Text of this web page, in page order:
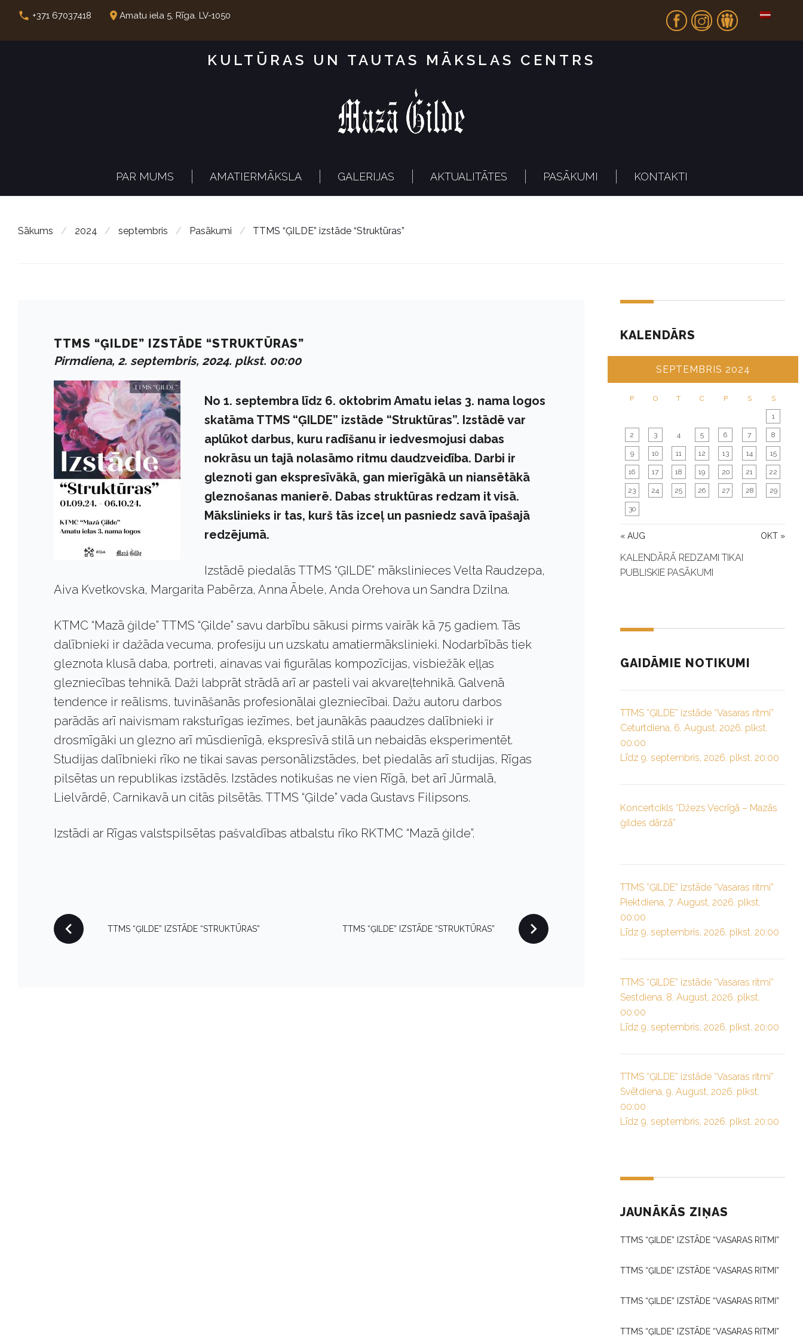
e
Fb In Dr
call +371 67037418 place Amatu iela 5, Rīga. LV-1050
KULTŪRAS UN TAUTAS MĀKSLAS CENTRS
PAR MUMS AMATIERMĀKSLA GALERIJAS AKTUALITĀTES PASĀKUMI KONTAKTI
Sākums / 2024 / septembris / Pasākumi / TTMS “ĢILDE” izstāde “Struktūras”
TTMS “ĢILDE” IZSTĀDE “STRUKTŪRAS”
Pirmdiena, 2. septembris, 2024. plkst. 00:00
No 1. septembra līdz 6. oktobrim Amatu ielas 3. nama logos
skatāma TTMS “ĢILDE” izstāde “Struktūras”. Izstādē var
aplūkot darbus, kuru radīšanu ir iedvesmojusi dabas
nokrāsu un tajā nolasāmo ritmu daudzveidība. Darbi ir
gleznoti gan ekspresīvākā, gan mierīgākā un niansētākā
gleznošanas manierē. Dabas struktūras redzam it visā.
Mākslinieks ir tas, kurš tās izceļ un pasniedz savā īpašajā
redzējumā.
Izstādē piedalās TTMS “ĢILDE” mākslinieces Velta Raudzepa,
Aiva Kvetkovska, Margarita Pabērza, Anna Ābele, Anda Orehova un Sandra Dzilna.
KTMC “Mazā ģilde” TTMS “Ģilde” savu darbību sākusi pirms vairāk kā 75 gadiem. Tās
dalībnieki ir dažāda vecuma, profesiju un uzskatu amatiermākslinieki. Nodarbībās tiek
gleznota klusā daba, portreti, ainavas vai figurālas kompozīcijas, visbiežāk eļļas
glezniecības tehnikā. Daži labprāt strādā arī ar pasteli vai akvareļtehnikā. Galvenā
tendence ir reālisms, tuvināšanās profesionālai glezniecībai. Dažu autoru darbos
parādās arī naivismam raksturīgas iezīmes, bet jaunākās paaudzes dalībnieki ir
drosmīgāki un glezno arī mūsdienīgā, ekspresīvā stilā un nebaidās eksperimentēt.
Studijas dalībnieki rīko ne tikai savas personālizstādes, bet piedalās arī studijas, Rīgas
pilsētas un republikas izstādēs. Izstādes notikušas ne vien Rīgā, bet arī Jūrmalā,
Lielvārdē, Carnikavā un citās pilsētās. TTMS “Ģilde” vada Gustavs Filipsons.
Izstādi ar Rīgas valstspilsētas pašvaldības atbalstu rīko RKTMC “Mazā ģilde”.
P
TTMS “ĢILDE” IZSTĀDE “STRUKTŪRAS” TTMS “ĢILDE” IZSTĀDE “STRUKTŪRAS”
KALENDĀRS
SEPTEMBRIS 2024
P O T C P S S
« AUG OKT »
1
2 3 4 5 6 7 8
9 10 11 12 13 14 15
16 17 18 19 20 21 22
23 24 25 26 27 28 29
30
KALENDĀRĀ REDZAMI TIKAI
PUBLISKIE PASĀKUMI
GAIDĀMIE NOTIKUMI
TTMS “ĢILDE” izstāde “Vasaras ritmi”
Ceturtdiena, 6. August, 2026. plkst.
00:00
Līdz 9. septembris, 2026. plkst. 20:00
Koncertcikls “Džezs Vecrīgā – Mazās
ģildes dārzā”
TTMS “ĢILDE” izstāde “Vasaras ritmi”
Piektdiena, 7. August, 2026. plkst.
00:00
Līdz 9. septembris, 2026. plkst. 20:00
TTMS “ĢILDE” izstāde “Vasaras ritmi”
Sestdiena, 8. August, 2026. plkst.
00:00
Līdz 9. septembris, 2026. plkst. 20:00
TTMS “ĢILDE” izstāde “Vasaras ritmi”
Svētdiena, 9. August, 2026. plkst.
00:00
Līdz 9. septembris, 2026. plkst. 20:00
JAUNĀKĀS ZIŅAS
TTMS “ĢILDE” IZSTĀDE “VASARAS RITMI”
TTMS “ĢILDE” IZSTĀDE “VASARAS RITMI”
TTMS “ĢILDE” IZSTĀDE “VASARAS RITMI”
TTMS “ĢILDE” IZSTĀDE “VASARAS RITMI”